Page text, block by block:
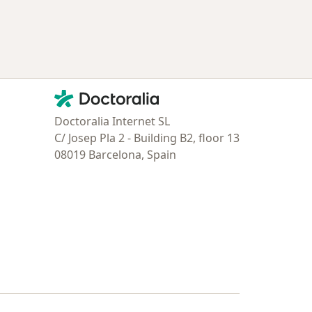
Contacto
Doctoralia - Página de inicio
Doctoralia Internet SL
C/ Josep Pla 2 - Building B2, floor 13
08019 Barcelona, Spain